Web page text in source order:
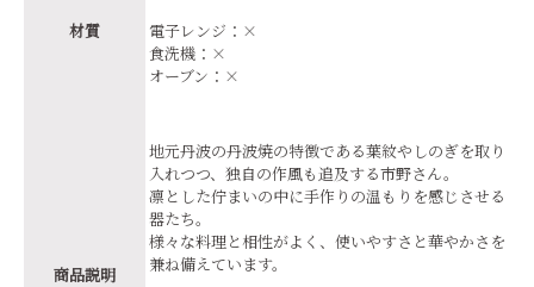
材質
電子レンジ：×
食洗機：×
オーブン：×
商品説明
地元丹波の丹波焼の特徴である葉紋やしのぎを取り
入れつつ、独自の作風も追及する市野さん。
凛とした佇まいの中に手作りの温もりを感じさせる
器たち。
様々な料理と相性がよく、使いやすさと華やかさを
兼ね備えています。